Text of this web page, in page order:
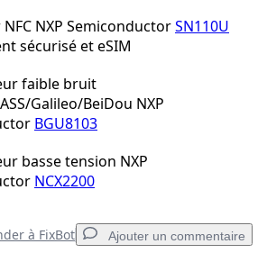
NXP SemiconductorSN110U
sécurisé et eSIM
faible bruit
Galileo/BeiDou NXP
BGU8103
basse tension NXP
NCX2200
à FixBot Ajouter un commentaire